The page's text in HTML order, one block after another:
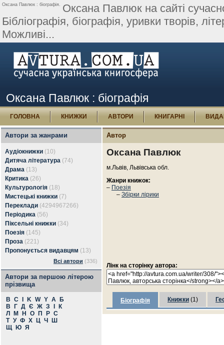
Оксана Павлюк : біографія. Оксана Павлюк на сайті
Бібліографія, біографія, уривки творів,
Можливі...
Оксана Павлюк : біографія
ГОЛОВНА КНИЖКИ АВТОРИ КНИГАРНІ
Автори за жанрами
Аудіокнижки (10)
Дитяча література (74)
Драма (13)
Критика (26)
Культурологія (18)
Мистецькі книжки (7)
Переклади (4294967266)
Періодика (56)
Піксельні книжки (34)
Поезія (145)
Проза (221)
Пропонується видавцям (13)
Всі автори (336)
Автори за першою літерою
прізвища
B C K W Y А
Б
В
Г Д Є Ж З
К
Л
М Н О П Р С
Т У Ф Х Ц Ч
Ш
Щ
Ю Я
Автор
Оксана Павлюк
м.Львів, Львівська обл.
Жанри книжок:
– Поезія
– Збірки лірики
Лінк на сторінку автора:
Біографія Книжки (1)